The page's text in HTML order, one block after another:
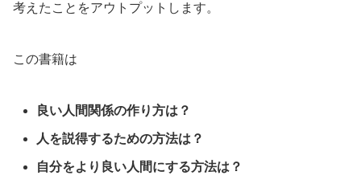
考えたことをアウトプットします。
この書籍は
良い人間関係の作り方は？
人を説得するための方法は？
自分をより良い人間にする方法は？